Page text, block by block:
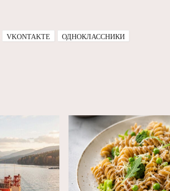
VKONTAKTE ОДНОКЛАССНИКИ